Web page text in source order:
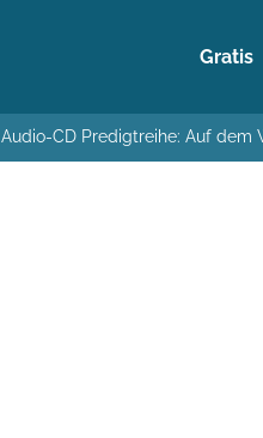
Gratis
Audio-CD Predigtreihe: Auf dem